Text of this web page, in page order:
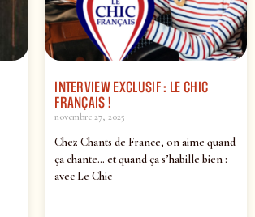
INTERVIEW EXCLUSIF : LE CHIC
FRANÇAIS !
novembre 27, 2025
Chez Chants de France, on aime quand
ça chante… et quand ça s’habille bien :
avec Le Chic